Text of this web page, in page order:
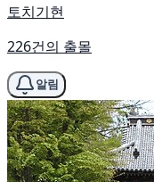
토치기현
226건의 출몰
알림